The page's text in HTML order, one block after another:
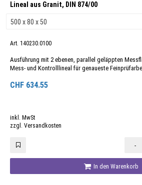
Lineal aus Granit, DIN 874/00
Art. 140230.0100
Ausführung mit 2 ebenen, parallel geläppten
Mess- und Kontrolllineal für genaueste
CHF 634.55
inkl. MwSt
zzgl. Versandkosten
-
In den Warenkorb